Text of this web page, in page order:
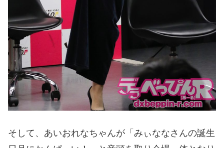
そして、あいおれなちゃんが「みぃななさんの誕生